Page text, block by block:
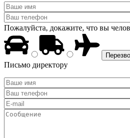
Пожалуйста, докажите, что вы
Письмо директору